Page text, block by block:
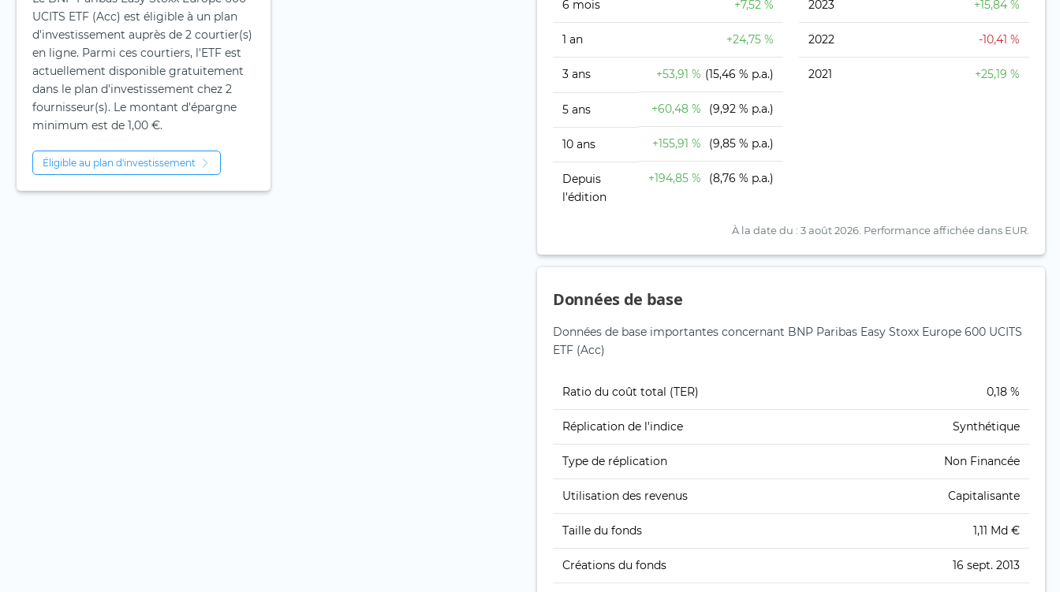
UCITS ETF (Acc) est éligible à un plan
d'investissement auprès de 2 courtier(s)
en ligne. Parmi ces courtiers, l'ETF est
actuellement disponible gratuitement
dans le plan d'investissement chez 2
fournisseur(s). Le montant d'épargne
minimum est de 1,00 €.
Éligible au plan d'investissement
6 mois +7,52 %
1 an +24,75 %
3 ans +53,91 % (15,46 % p.a.)
5 ans +60,48 % (9,92 % p.a.)
10 ans +155,91 % (9,85 % p.a.)
Depuis
l'édition
+194,85 % (8,76 % p.a.)
2023 +15,84 %
2022 -10,41 %
2021 +25,19 %
À la date du : 3 août 2026. Performance affichée dans EUR.
Données de base
Données de base importantes concernant BNP Paribas Easy Stoxx Europe 600 UCITS
ETF (Acc)
Ratio du coût total (TER) 0,18 %
Réplication de l'indice Synthétique
Type de réplication Non Financée
Utilisation des revenus Capitalisante
Taille du fonds 1,11 Md €
Créations du fonds 16 sept. 2013